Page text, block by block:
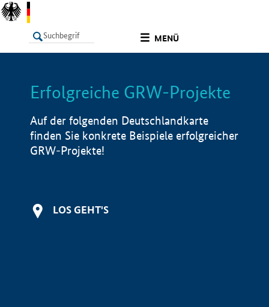
MENÜ
LISTE Info
Erfolgreiche GRW-Projekte
Auf der folgenden Deutschlandkarte
finden Sie konkrete Beispiele erfolgreicher
GRW-Projekte!
LOS GEHT'S